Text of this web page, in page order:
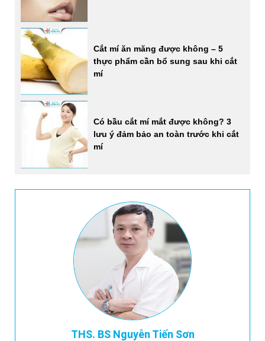
THS. BS Nguyễn Tiến Sơn
Cắt mí ăn măng được không – 5
thực phẩm cần bổ sung sau khi cắt
mí
Có bầu cắt mí mắt được không? 3
lưu ý đảm bảo an toàn trước khi cắt
mí